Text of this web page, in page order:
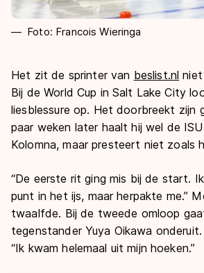
Foto: Francois Wieringa
Het zit de sprinter van beslist.nl
Bij de World Cup in Salt Lake City
liesblessure op. Het doorbreekt zijn
paar weken later haalt hij wel de
Kolomna, maar presteert niet zoals
“De eerste rit ging mis bij de start.
punt in het ijs, maar herpakte me.”
twaalfde. Bij de tweede omloop
tegenstander Yuya Oikawa
“Ik kwam helemaal uit mijn hoeken.”